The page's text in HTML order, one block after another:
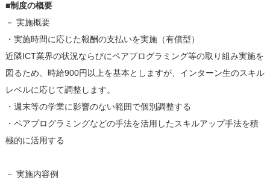
■制度の概要
－ 実施概要
・実施時間に応じた報酬の支払いを実施（有償型）
近隣ICT業界の状況ならびにペアプログラミング等の取り組み実施を
図るため、時給900円以上を基本としますが、インターン生のスキル
レベルに応じて調整します。
・週末等の学業に影響のない範囲で個別調整する
・ペアプログラミングなどの手法を活用したスキルアップ手法を積
極的に活用する
－ 実施内容例